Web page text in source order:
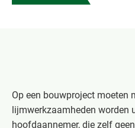
Op een bouwproject moeten
lijmwerkzaamheden worden
hoofdaannemer, die zelf